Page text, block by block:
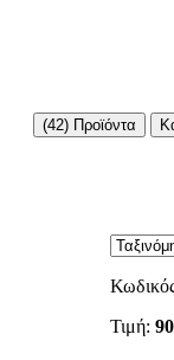
(42) Προϊόντα
Τιμή: